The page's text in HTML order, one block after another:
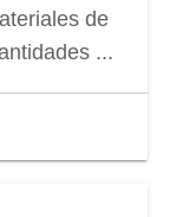
de
...